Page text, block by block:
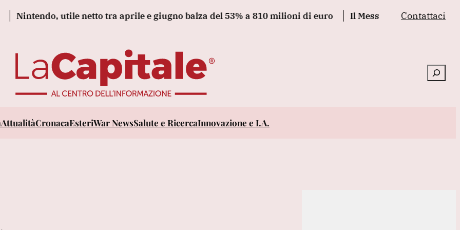
utile netto tra aprile e giugno balza del 53% a 810 milioni di euro Il Messico annuncia misure per
Contattaci
Cerca
AttualitàCronacaEsteriWar NewsSalute e RicercaInnovazione e I.A.